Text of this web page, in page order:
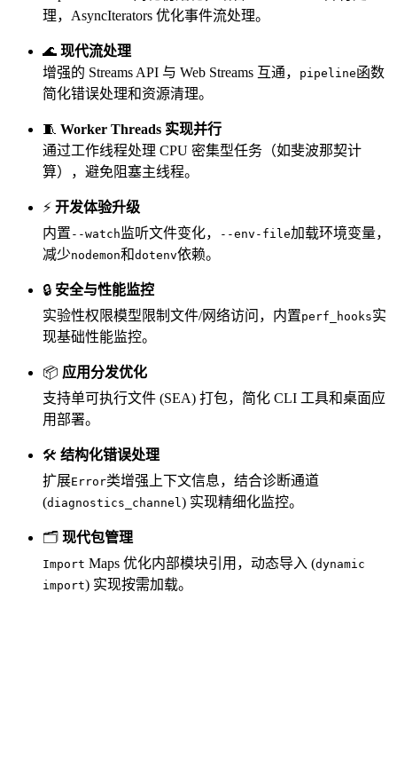
理，AsyncIterators 优化事件流处理。
🌊 现代流处理
增强的 Streams API 与 Web Streams 互通，
pipeline函数
简化错误处理和资源清理。
🧵 Worker Threads 实现并行
通过工作线程处理 CPU 密集型任务（如斐波那契计
算），避免阻塞主线程。
⚡ 开发体验升级
内置 --watch 监听文件变化， --env-file加载环境变量，
减少nodemon和dotenv依赖。
🔒 安全与性能监控
实验性权限模型限制文件/网络访问，内置perf_hooks实
现基础性能监控。
📦 应用分发优化
支持单可执行文件 (SEA) 打包，简化 CLI 工具和桌面应
用部署。
🛠 结构化错误处理
扩展Error类增强上下文信息，结合诊断通道
(diagnostics_channel ) 实现精细化监控。
🗂 现代包管理
Import Maps 优化内部模块引用，动态导入 (dynamic
import) 实现按需加载。